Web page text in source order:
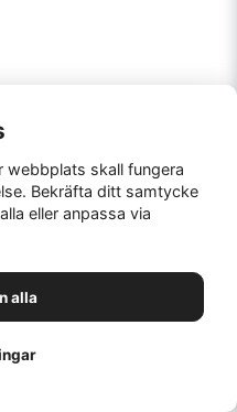
webbplats skall fungera
Bekräfta ditt samtycke
eller anpassa via
alla